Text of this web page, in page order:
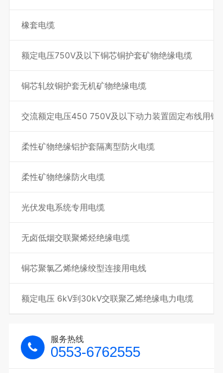
橡套电缆
额定电压750V及以下铜芯铜护套矿物绝缘电缆
铜芯轧纹铜护套无机矿物绝缘电缆
交流额定电压450 750V及以下动力装置固定布线用铜
柔性矿物绝缘铝护套隔离型防火电缆
柔性矿物绝缘防火电缆
光伏发电系统专用电缆
无卤低烟交联聚烯烃绝缘电缆
铜芯聚氯乙烯绝缘绞型连接用电线
额定电压 6kV到30kV交联聚乙烯绝缘电力电缆
服务热线
0553-6762555